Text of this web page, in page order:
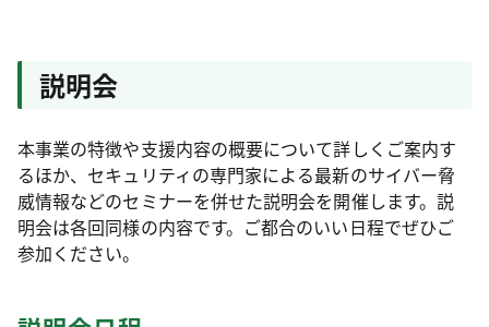
説明会
本事業の特徴や支援内容の概要について詳しくご案内す
るほか、セキュリティの専門家による最新のサイバー脅
威情報などのセミナーを併せた説明会を開催します。説
明会は各回同様の内容です。ご都合のいい日程でぜひご
参加ください。